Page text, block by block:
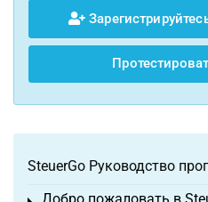
SteuerGo Руководство